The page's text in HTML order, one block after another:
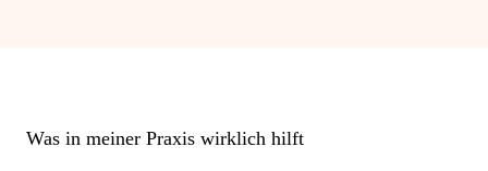
Was in meiner Praxis wirklich hilft